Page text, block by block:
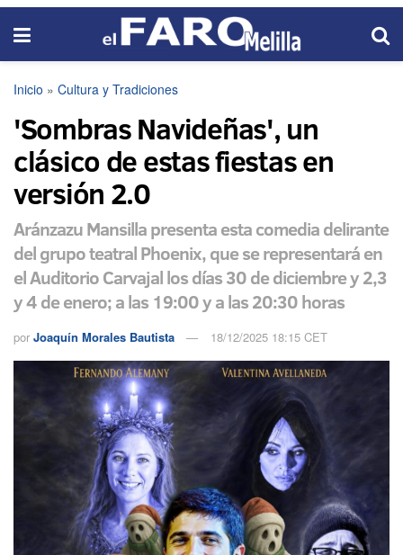
Inicio » Cultura y Tradiciones
'Sombras Navideñas', un
clásico de estas fiestas en
versión 2.0
Aránzazu Mansilla presenta esta comedia delirante
del grupo teatral Phoenix, que se representará en
el Auditorio Carvajal los días 30 de diciembre y 2,3
y 4 de enero; a las 19:00 y a las 20:30 horas
por Joaquín Morales Bautista 18/12/2025 18:15 CET